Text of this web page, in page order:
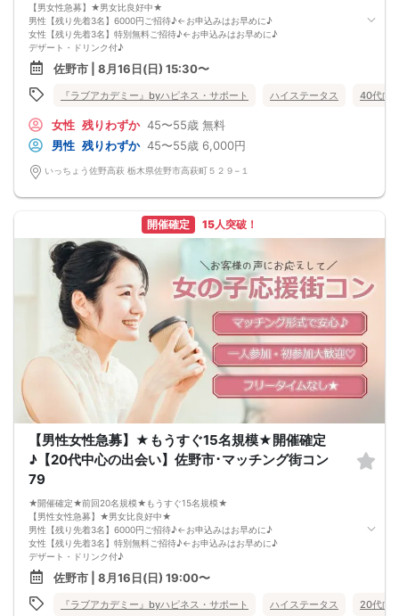
【男女性急募】★男女比良好中★
男性【残り先着3名】6000円ご招待♪←お申込みはお早めに♪
女性【残り先着3名】特別無料ご招待♪←お申込みはお早めに♪
デザート・ドリンク付♪
★お申し込みお早目に★
《女性の声を反映されたカフェ店での出会い》
★お一人の方もご参加大歓迎★
★ハイステータスや公務員の方も大歓迎★
2026年8月16日(日曜)
【参加条件】
独身男性・独身女性
男性：４５歳～５５歳の方
女性：４５歳～５５歳の方
３２名まで（最少開催2：2）
【飲食内容】
食事：スイーツ
飲物：ドリンク付（ソフトドリンク）
【開催地】いっちょう佐野高萩
住所：栃木県佐野市高萩町５２９−１
【駐車場】
※ 駐車場に限りがございます
※ なるべく乗り合わせの上お越し下さい
【参加費】
男性：6500円(税込)
→早割で6000円
女性：1000円(税込)
→早割で500円→先着3名特別無料♪
★ 早割は先着順の人数限定 ★
※キャンセルの際はキャンセル代がかかります※
マッチングカフェコン当日の流れ
15:10[ 受付スタート ] 当日現金支払
★開始１０分前にはご着席下さい★
15:30[ パーティ開始 ] イベント説明
☆ 参加者全員で乾杯 ☆
15:35
数回[1対1テーブルトーク ]
5～10分間のフリートーク
[ 席替えタイム ]
17:20[ マッチングカード記入 ]
[ マッチングカード封筒で配布 ]
佐野市 | 8月16日(日) 15:30〜
『ラブアカデミー』byハピネス・サポート ハイステータス 40代向
女性 残りわずか 45〜55歳 無料
男性 残りわずか 45〜55歳 6,000円
いっちょう佐野高萩 栃木県佐野市高萩町５２９−１
開催確定 15人突破！
【男性女性急募】★もうすぐ15名規模★開催確定
♪【20代中心の出会い】佐野市･マッチング街コン
79
★開催確定★前回20名規模★もうすぐ15名規模★
【男性女性急募】★男女比良好中★
男性【残り先着3名】6000円ご招待♪←お申込みはお早めに♪
女性【残り先着3名】特別無料ご招待♪←お申込みはお早めに♪
デザート・ドリンク付♪
お申し込みお早目に♪
《女性の声を反映されたカフェ店での出会い》
★お一人の方もご参加大歓迎★
★ハイステータスや公務員の方も大歓迎★
佐野市 | 8月16日(日) 19:00〜
『ラブアカデミー』byハピネス・サポート ハイステータス 20代向